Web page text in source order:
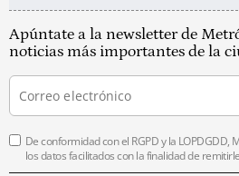
Apúntate a la newsletter de
noticias más importantes de la
De conformidad con el RGPD y la LOPDGDD,
los datos facilitados con la finalidad de